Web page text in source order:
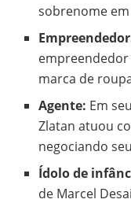
sobrenome
marca de
Agente: Em
Zlatan atuou
negociando
Ídolo de
de Marcel